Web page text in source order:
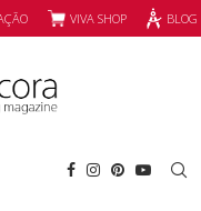
VIVA SHOP